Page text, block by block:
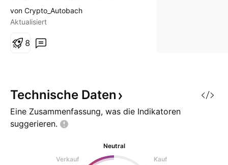
weiterer bei 34/35€ also Risiko
nach unten mMn. gering. Erster
Mittelfristig 70€ Ist das
Kurs auf Niveau nahe den Tiefs in
von Crypto_Autobach
Aktualisiert
8
Technische Daten
Eine Zusammenfassung, was die Indikatoren
suggerieren.
Neutral
Verkauf
Kauf